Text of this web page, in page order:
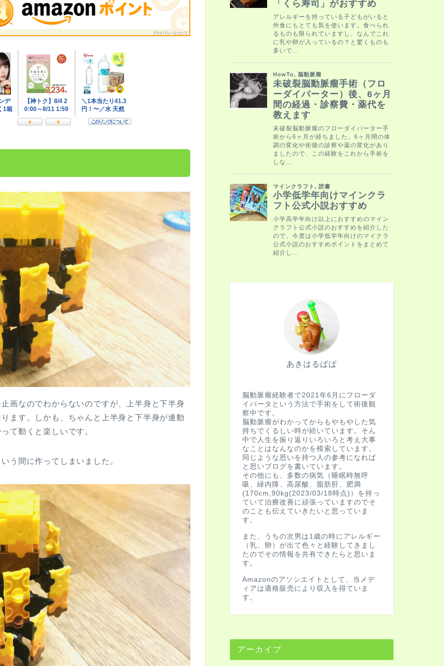
画なのでわからないのですが、上半身と下半身
ます。しかも、ちゃんと上半身と下半身が連動
て動くと楽しいです。
う間に作ってしまいました。
あきはるぱぱ
脳動脈瘤経験者で2021年6月にフローダ
イバータという方法で手術をして術後観
察中です。
脳動脈瘤がわかってからもやもやした気
持ちでくるしい時が続いています。そん
中で人生を振り返りいろいろと考え大事
なことはなんなのかを模索しています。
同じような思いを持つ人の参考になれば
と思いブログを書いています。
その他にも、多数の病気（睡眠時無呼
吸、緑内障、高尿酸、脂肪肝、肥満
(170cm,90kg(2023/03/18時点)）を持っ
ていて治療改善に頑張っていますのでそ
のことも伝えていきたいと思っていま
す。
また、うちの次男は1歳の時にアレルギー
（乳、卵）が出て色々と経験してきまし
たのでその情報を共有できたらと思いま
す。
Amazonのアソシエイトとして、当メデ
ィアは適格販売により収入を得ていま
す。
アーカイブ